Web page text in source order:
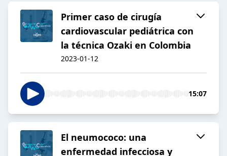
Primer caso de cirugía
cardiovascular pediátrica con
la técnica Ozaki en Colombia
2023-01-12
15:07
El neumococo: una
enfermedad infecciosa y